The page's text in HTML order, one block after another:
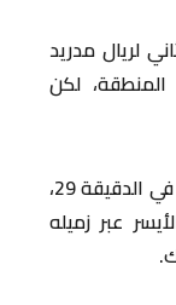
لريال مدريد
المنطقة، لكن
وأضاف بنزيما الهدف الثاني لريال مدريد في الدقيقة 29،
عبر زميله